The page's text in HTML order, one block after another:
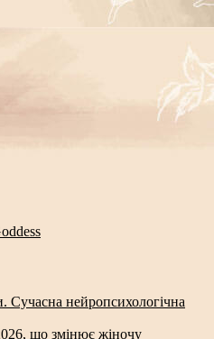
нейропсихологічна
що змінює жіночу